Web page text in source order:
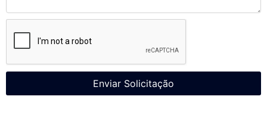
Enviar Solicitação